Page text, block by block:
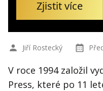
Zjistit více
Jiří Rostecký
V roce 1994 založil
Press, které po 11